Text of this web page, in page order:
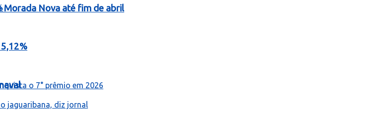
Morada Nova até fim de abril